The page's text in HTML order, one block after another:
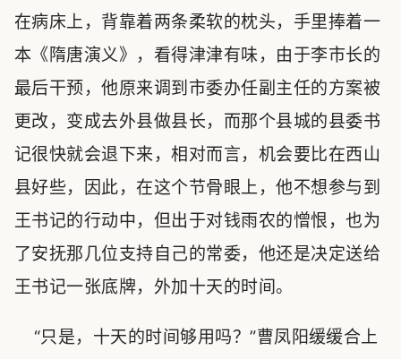
在病床上，背靠着两条柔软的枕头，手里捧着一
本《隋唐演义》，看得津津有味，由于李市长的
最后干预，他原来调到市委办任副主任的方案被
更改，变成去外县做县长，而那个县城的县委书
记很快就会退下来，相对而言，机会要比在西山
县好些，因此，在这个节骨眼上，他不想参与到
王书记的行动中，但出于对钱雨农的憎恨，也为
了安抚那几位支持自己的常委，他还是决定送给
王书记一张底牌，外加十天的时间。
“只是，十天的时间够用吗？”曹凤阳缓缓合上